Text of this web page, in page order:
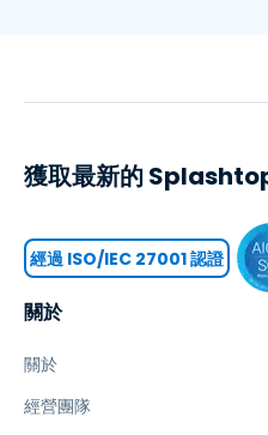
關於
關於
經營團隊
獲取最新的
經過 ISO/IEC 27001 認證